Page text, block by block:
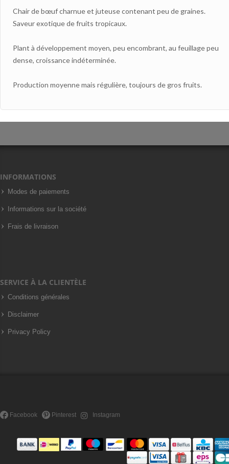
Chair de bœuf charnue et juteuse contenant peu de graines.
Saveur exotique de fruits tropicaux.
Plant à développement moyen, peu encombrant, au feuillage peu
dense, croissance indéterminée.
Production moyenne mais régulière, toujours de gros fruits.
INFORMATIONS
Modes de paiements
Informations sur la société
Frais de livraison
SERVICE À LA CLIENTÈLE
Conditions générales
Disclaimer
Privacy Policy
Facebook Pinterest Instagram